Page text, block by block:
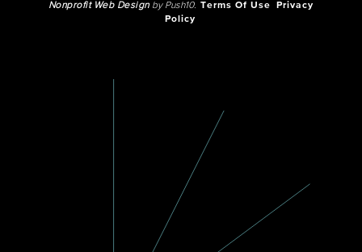
Nonprofit Web Designby Push10. Terms Of Use
Privacy
Policy